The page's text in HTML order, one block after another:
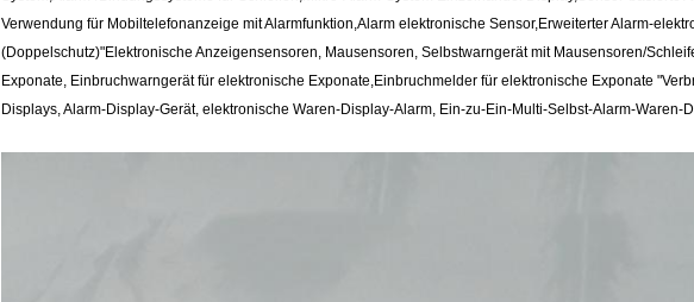
Verwendung für Mobiltelefonanzeige mit Alarmfunktion,Alarm elektronische Sensor,Erweiterter Alarm-
(Doppelschutz)"Elektronische Anzeigensensoren, Mausensoren, Selbstwarngerät mit Mausensoren/
Exponate, Einbruchwarngerät für elektronische Exponate,Einbruchmelder für elektronische Exponate
Displays, Alarm-Display-Gerät, elektronische Waren-Display-Alarm, Ein-zu-Ein-Multi-Selbst-Alarm-Waren-